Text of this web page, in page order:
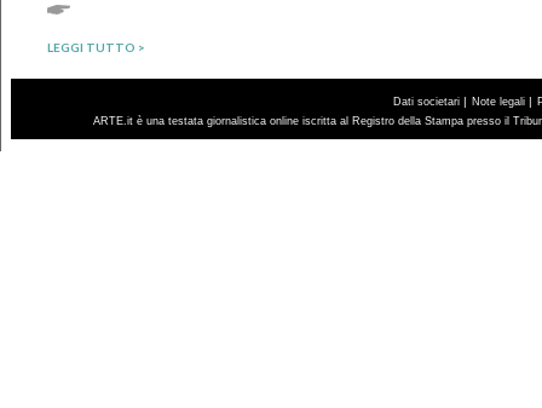
LEGGI TUTTO >
Dati societari | Note legali |
ARTE.it è una testata giornalistica online iscritta al Registro della Stampa presso il